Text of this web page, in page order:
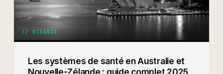
//OCÉANIE
Les systèmes de santé en Australie et
Nouvelle-Zélande : guide complet 2025